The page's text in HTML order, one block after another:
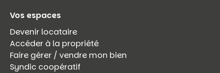
Vos espaces
Devenir locataire
Accéder à la propriété
Faire gérer / vendre mon bien
Syndic coopératif